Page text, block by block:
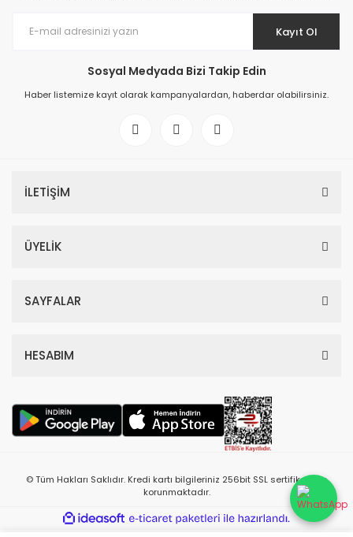
Kayıt Ol
Sosyal Medyada Bizi Takip Edin
Haber listemize kayıt olarak kampanyalardan, haberdar olabilirsiniz.
İLETİŞİM
ÜYELİK
SAYFALAR
HESABIM
© Tüm Hakları Saklıdır. Kredi kartı bilgileriniz 256bit SSL sertifikası ile
korunmaktadır.
ideasoft
e-
ile
hazırlandı.